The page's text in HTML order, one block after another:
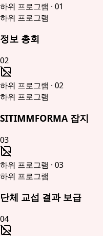
하위 프로그램 · 01
하위 프로그램
정보 총회
02
하위 프로그램 · 02
하위 프로그램
SITIMMFORMA 잡지
03
하위 프로그램 · 03
하위 프로그램
단체 교섭 결과 보급
04